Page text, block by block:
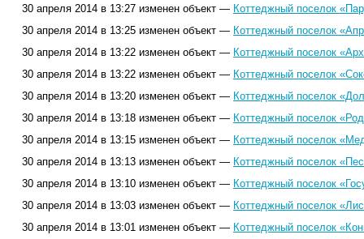
30 апреля 2014 в 13:27 изменен объект — Коттеджный поселок
30 апреля 2014 в 13:25 изменен объект — Коттеджный поселок
30 апреля 2014 в 13:22 изменен объект — Коттеджный поселок
30 апреля 2014 в 13:22 изменен объект — Коттеджный поселок
30 апреля 2014 в 13:20 изменен объект — Коттеджный поселок
30 апреля 2014 в 13:18 изменен объект — Коттеджный поселок
30 апреля 2014 в 13:15 изменен объект — Коттеджный поселок
30 апреля 2014 в 13:13 изменен объект — Коттеджный поселок
30 апреля 2014 в 13:10 изменен объект — Коттеджный поселок
30 апреля 2014 в 13:03 изменен объект — Коттеджный поселок
30 апреля 2014 в 13:01 изменен объект — Коттеджный поселок